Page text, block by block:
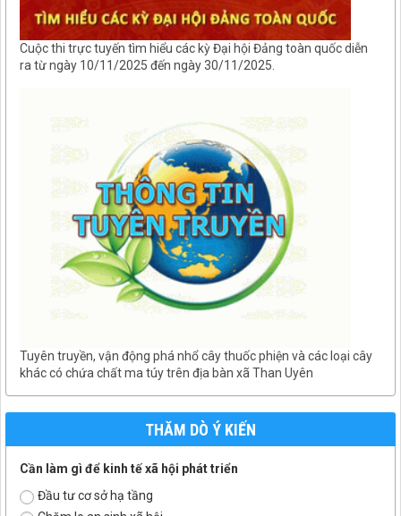
Cuộc thi trực tuyến tìm hiểu các kỳ Đại hội Đảng toàn quốc diễn
ra từ ngày 10/11/2025 đến ngày 30/11/2025.
Tuyên truyền, vận động phá nhổ cây thuốc phiện và các loại cây
khác có chứa chất ma túy trên địa bàn xã Than Uyên
THĂM DÒ Ý KIẾN
Cần làm gì để kinh tế xã hội phát triển
Đầu tư cơ sở hạ tầng